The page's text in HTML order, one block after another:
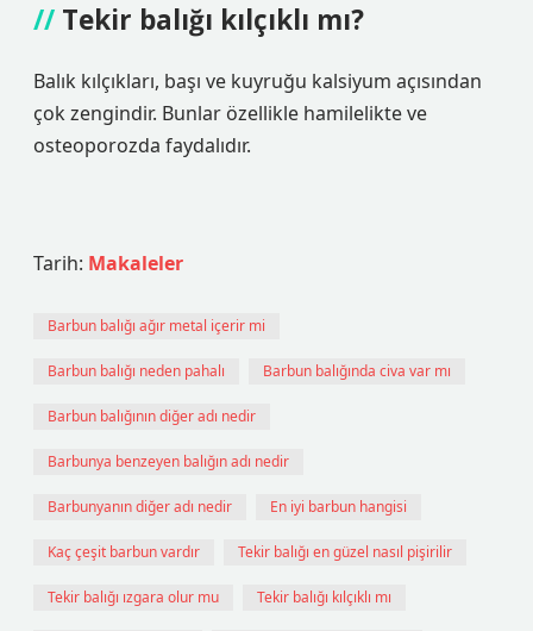
Tekir balığı kılçıklı mı?
Balık kılçıkları, başı ve kuyruğu kalsiyum açısından
çok zengindir. Bunlar özellikle hamilelikte ve
osteoporozda faydalıdır.
Tarih: Makaleler
Barbun balığı ağır metal içerir mi
Barbun balığı neden pahalı Barbun balığında civa var mı
Barbun balığının diğer adı nedir
Barbunya benzeyen balığın adı nedir
Barbunyanın diğer adı nedir En iyi barbun hangisi
Kaç çeşit barbun vardır Tekir balığı en güzel nasıl pişirilir
Tekir balığı ızgara olur mu Tekir balığı kılçıklı mı